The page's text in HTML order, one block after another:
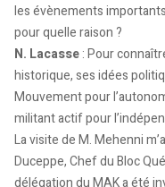
les évènements
pour quelle raison ?
N. Lacasse: Pour
historique, ses idées
Mouvement pour
militant actif pour
La visite de M. Mehenni
Duceppe, Chef du Bloc
délégation du MAK a été